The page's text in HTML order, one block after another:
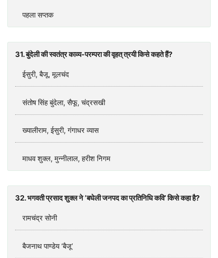
पहला सप्तक
31. बुंदेली की स्वतंत्र काव्य-परम्परा की वृहत्‌ त्रयी किसे कहते हैं?
ईसुरी, बैजू, मूलचंद
संतोष सिंह बुंदेला, सैफू, चंद्रसखी
ख्यालीराम, ईसुरी, गंगाधर व्यास
माधव शुक्ल, मुन्नीलाल, हरीश निगम
32. भगवती प्रसाद शुक्ल ने ‘बघेली जनपद का प्रतिनिधि कवि’ किसे कहा है?
रामचंद्र सोनी
बैजनाथ पाण्डेय ‘बैजू’